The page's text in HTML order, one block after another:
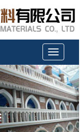
切
换
导
航